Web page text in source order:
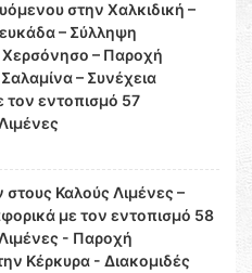
στην Χαλκιδική –
– Σύλληψη
– Παροχή
– Συνέχεια
εντοπισμό 57
Καλούς Λιμένες –
με τον εντοπισμό 58
- Παροχή
Κέρκυρα - Διακομιδές